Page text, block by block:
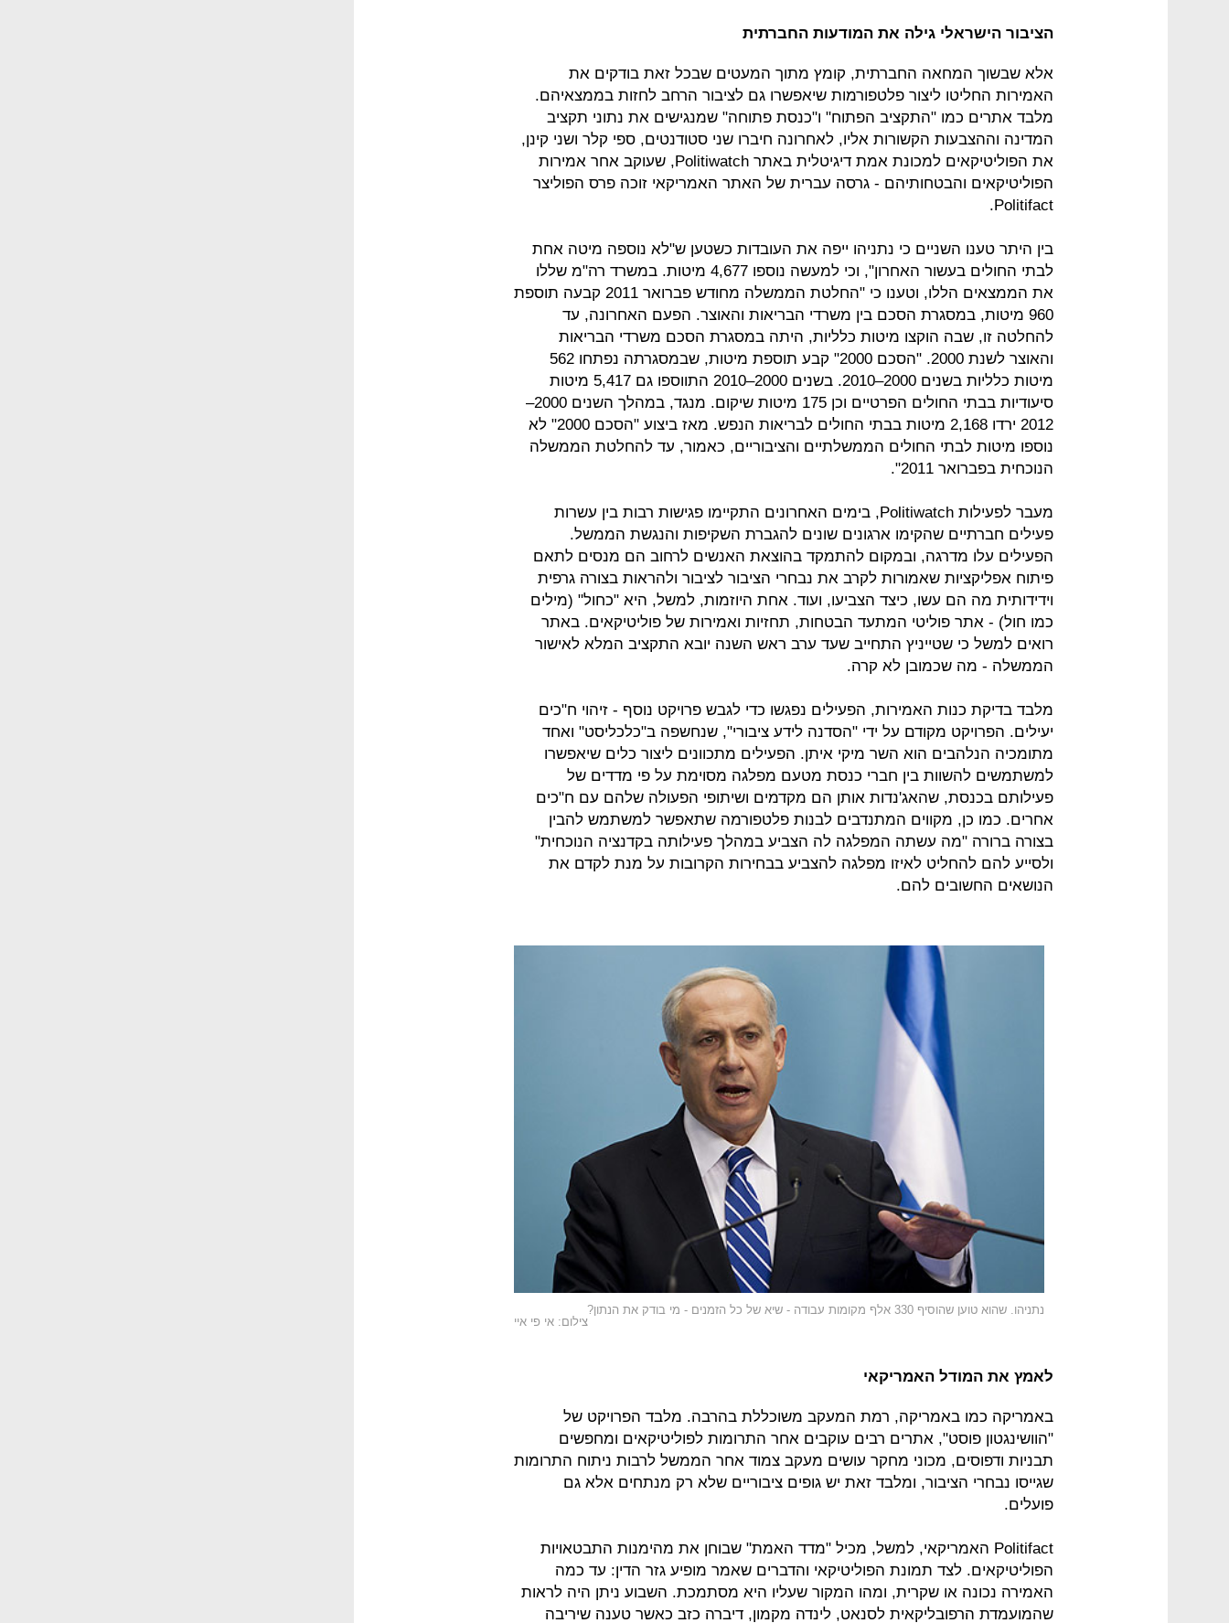
הציבור הישראלי גילה את המודעות החברתית
אלא שבשוך המחאה החברתית, קומץ מתוך המעטים שבכל זאת בודקים את
האמירות החליטו ליצור פלטפורמות שיאפשרו גם לציבור הרחב לחזות בממצאיהם.
מלבד אתרים כמו "התקציב הפתוח" ו"כנסת פתוחה" שמנגישים את נתוני תקציב
המדינה וההצבעות הקשורות אליו, לאחרונה חיברו שני סטודנטים, ספי קלר ושני קינן,
את הפוליטיקאים למכונת אמת דיגיטלית באתר Politiwatch, שעוקב אחר אמירות
הפוליטיקאים והבטחותיהם - גרסה עברית של האתר האמריקאי זוכה פרס הפוליצר
Politifact.
בין היתר טענו השניים כי נתניהו ייפה את העובדות כשטען ש"לא נוספה מיטה אחת
לבתי החולים בעשור האחרון", וכי למעשה נוספו 4,677 מיטות. במשרד רה"מ שללו
את הממצאים הללו, וטענו כי "החלטת הממשלה מחודש פברואר 2011 קבעה תוספת
960 מיטות, במסגרת הסכם בין משרדי הבריאות והאוצר. הפעם האחרונה, עד
להחלטה זו, שבה הוקצו מיטות כלליות, היתה במסגרת הסכם משרדי הבריאות
והאוצר לשנת 2000. "הסכם 2000" קבע תוספת מיטות, שבמסגרתה נפתחו 562
מיטות כלליות בשנים 2000–2010. בשנים 2000–2010 התווספו גם 5,417 מיטות
סיעודיות בבתי החולים הפרטיים וכן 175 מיטות שיקום. מנגד, במהלך השנים 2000–
2012 ירדו 2,168 מיטות בבתי החולים לבריאות הנפש. מאז ביצוע "הסכם 2000" לא
נוספו מיטות לבתי החולים הממשלתיים והציבוריים, כאמור, עד להחלטת הממשלה
הנוכחית בפברואר 2011".
מעבר לפעילות Politiwatch, בימים האחרונים התקיימו פגישות רבות בין עשרות
פעילים חברתיים שהקימו ארגונים שונים להגברת השקיפות והנגשת הממשל.
הפעילים עלו מדרגה, ובמקום להתמקד בהוצאת האנשים לרחוב הם מנסים לתאם
פיתוח אפליקציות שאמורות לקרב את נבחרי הציבור לציבור ולהראות בצורה גרפית
וידידותית מה הם עשו, כיצד הצביעו, ועוד. אחת היוזמות, למשל, היא "כחול" (מילים
כמו חול) - אתר פוליטי המתעד הבטחות, תחזיות ואמירות של פוליטיקאים. באתר
רואים למשל כי שטייניץ התחייב שעד ערב ראש השנה יובא התקציב המלא לאישור
הממשלה - מה שכמובן לא קרה.
מלבד בדיקת כנות האמירות, הפעילים נפגשו כדי לגבש פרויקט נוסף - זיהוי ח"כים
יעילים. הפרויקט מקודם על ידי "הסדנה לידע ציבורי", שנחשפה ב"כלכליסט" ואחד
מתומכיה הנלהבים הוא השר מיקי איתן. הפעילים מתכוונים ליצור כלים שיאפשרו
למשתמשים להשוות בין חברי כנסת מטעם מפלגה מסוימת על פי מדדים של
פעילותם בכנסת, שהאג'נדות אותן הם מקדמים ושיתופי הפעולה שלהם עם ח"כים
אחרים. כמו כן, מקווים המתנדבים לבנות פלטפורמה שתאפשר למשתמש להבין
בצורה ברורה "מה עשתה המפלגה לה הצביע במהלך פעילותה בקדנציה הנוכחית"
ולסייע להם להחליט לאיזו מפלגה להצביע בבחירות הקרובות על מנת לקדם את
הנושאים החשובים להם.
נתניהו. שהוא טוען שהוסיף 330 אלף מקומות עבודה - שיא של כל הזמנים - מי בודק את הנתון?
צילום: אי פי איי
לאמץ את המודל האמריקאי
באמריקה כמו באמריקה, רמת המעקב משוכללת בהרבה. מלבד הפרויקט של
"הוושינגטון פוסט", אתרים רבים עוקבים אחר התרומות לפוליטיקאים ומחפשים
תבניות ודפוסים, מכוני מחקר עושים מעקב צמוד אחר הממשל לרבות ניתוח התרומות
שגייסו נבחרי הציבור, ומלבד זאת יש גופים ציבוריים שלא רק מנתחים אלא גם
פועלים.
Politifact האמריקאי, למשל, מכיל "מדד האמת" שבוחן את מהימנות התבטאויות
הפוליטיקאים. לצד תמונת הפוליטיקאי והדברים שאמר מופיע גזר הדין: עד כמה
האמירה נכונה או שקרית, ומהו המקור שעליו היא מסתמכת. השבוע ניתן היה לראות
שהמועמדת הרפובליקאית לסנאט, לינדה מקמון, דיברה כזב כאשר טענה שיריבה